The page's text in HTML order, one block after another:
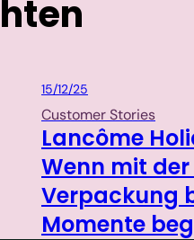
Packaging
15/12/25
Customer Stories
Lancôme
Wenn mit
Verpackung
Momente